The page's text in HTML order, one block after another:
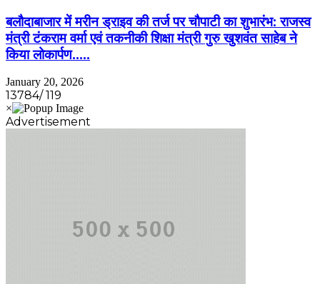
बलौदाबाजार में मरीन ड्राइव की तर्ज पर चौपाटी का शुभारंभ: राजस्व
मंत्री टंकराम वर्मा एवं तकनीकी शिक्षा मंत्री गुरु खुशवंत साहेब ने
किया लोकार्पण…..
January 20, 2026
13784/ 119
Advertisement